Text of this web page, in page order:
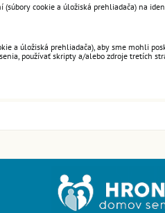
cookie a úložiská prehliadača) na
a úložiská prehliadača), aby sme mohli
používať skripty a/alebo zdroje tretích